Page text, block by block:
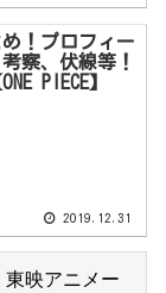
！プロフィー
察、伏線等！
PIECE】
2019.12.31
映アニメー